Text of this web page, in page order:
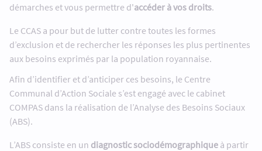
démarches et vous permettre d'accéder à vos droits.
Le CCAS a pour but de lutter contre toutes les formes
d’exclusion et de rechercher les réponses les plus pertinentes
aux besoins exprimés par la population royannaise.
Afin d’identifier et d’anticiper ces besoins, le Centre
Communal d’Action Sociale s’est engagé avec le cabinet
COMPAS dans la réalisation de l’Analyse des Besoins Sociaux
(ABS).
L’ABS consiste en un diagnostic sociodémographique à partir